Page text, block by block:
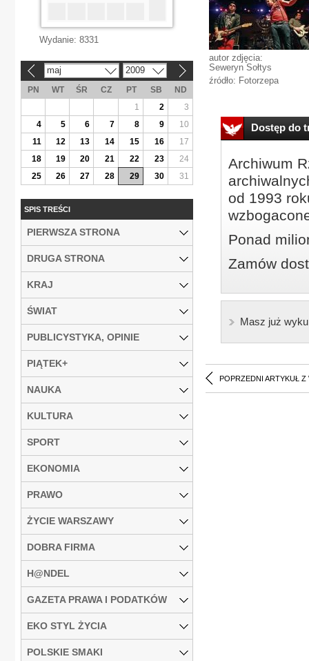
autor zdjęcia:
Seweryn Sołtys
źródło: Fotorzepa
Dostęp do
Archiwum
od 1993
Ponad
Zamów
Masz już
POPRZEDNI ARTYKUŁ Z
Wydanie: 8331
maj 2009
PN WT ŚR CZ PT SB
ND
1
2
3
4
5 6 7 8 9
10
11
12 13 14 15 16
17
18
19 20 21 22 23
24
25
26 27 28 29 30 31
SPIS TREŚCI
PIERWSZA STRONA
DRUGA STRONA
KRAJ
ŚWIAT
PUBLICYSTYKA, OPINIE
PIĄTEK+
NAUKA
KULTURA
SPORT
EKONOMIA
PRAWO
ŻYCIE WARSZAWY
DOBRA FIRMA
H@NDEL
GAZETA PRAWA I PODATKÓW
EKO STYL ŻYCIA
POLSKIE SMAKI